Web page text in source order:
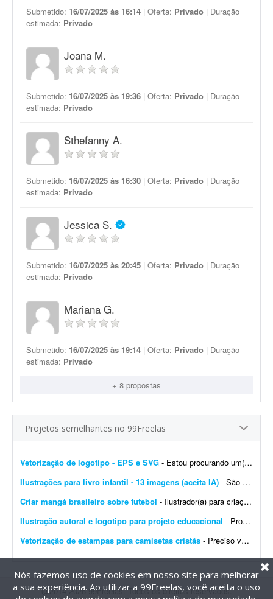
Submetido: 16/07/2025 às 16:14 | Oferta: Privado | Duração
estimada: Privado
Joana M.
Submetido: 16/07/2025 às 19:36 | Oferta: Privado | Duração
estimada: Privado
Sthefanny A.
Submetido: 16/07/2025 às 16:30 | Oferta: Privado | Duração
estimada: Privado
Jessica S.
Submetido: 16/07/2025 às 20:45 | Oferta: Privado | Duração
estimada: Privado
Mariana G.
Submetido: 16/07/2025 às 19:14 | Oferta: Privado | Duração
estimada: Privado
+ 8 propostas
Projetos semelhantes no 99Freelas
Vetorização de logotipo - EPS e SVG - Estou procurando um(a) designer/profissional para realizar a vetorização de um logotipo, mantendo o design original com a máxima fidelidade e entregando o arquivo em alta quali...
Ilustrações para livro infantil - 13 imagens (aceita IA) - São 12 imagens internas e a capa do livro (total 13 imagens). Quero uma ilustração infantil editorial em aquarela tradicional, com aparência de livro infantil ilustrado &...
Criar mangá brasileiro sobre futebol - Ilustrador(a) para criação de mangá brasileiro de futebol - parceria de longo prazo Estou desenvolvendo um mangá brasileiro de futebol original, com foco em uma hist&oa...
Ilustração autoral e logotipo para projeto educacional - Procuro um(a) profissional para desenvolver duas artes autorais para projetos educacionais. A primeira será uma ilustração para ser utilizada como fundo de página da mi...
Vetorização de estampas para camisetas cristãs - Preciso vetorizar duas estampas para camisetas streetwear com temática cristã. Já tenho os mockups e as referências. Preciso receber os arquivos finais nos formatos AI, P...
@2014-2026 99Freelas. Todos os direitos reservados.
Nós fazemos uso de cookies em nosso site para melhorar
a sua experiência. Ao utilizar a 99Freelas, você aceita o uso